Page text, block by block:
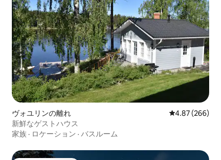
ヴォユリンの離れ レビュー266
4.87 (266)
新鮮なゲストハウス
家族 · ロケーション · バスルーム